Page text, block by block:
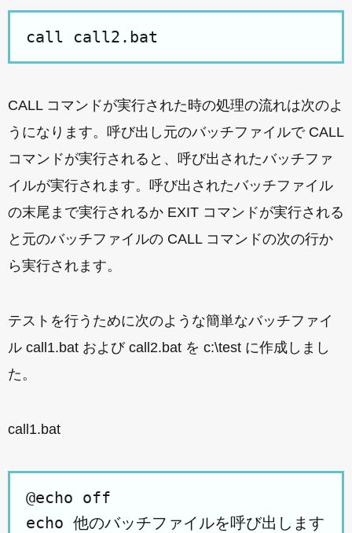
call call2.bat
CALL コマンドが実行された時の処理の流れは次のよ
うになります。呼び出し元のバッチファイルで CALL
コマンドが実行されると、呼び出されたバッチファ
イルが実行されます。呼び出されたバッチファイル
の末尾まで実行されるか EXIT コマンドが実行される
と元のバッチファイルの CALL コマンドの次の行か
ら実行されます。
テストを行うために次のような簡単なバッチファイ
ル call1.bat および call2.bat を c:\test に作成しまし
た。
call1.bat
@echo off
echo 他のバッチファイルを呼び出します